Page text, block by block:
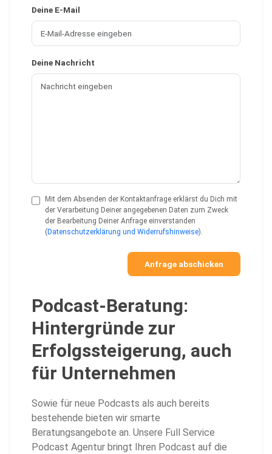
Deine E-Mail
Deine Nachricht
Mit dem Absenden der Kontaktanfrage erklärst du Dich mit
der Verarbeitung Deiner angegebenen Daten zum Zweck
der Bearbeitung Deiner Anfrage einverstanden
( Datenschutzerklärung und Widerrufshinweise).
Anfrage abschicken
Podcast-Beratung:
Hintergründe zur
Erfolgssteigerung, auch
für Unternehmen
Sowie für neue Podcasts als auch bereits
bestehende bieten wir smarte
Beratungsangebote an. Unsere Full Service
Podcast Agentur bringt Ihren Podcast auf die